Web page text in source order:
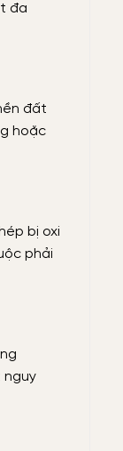
đa
đất
hoặc
bị oxi
phải
nguy